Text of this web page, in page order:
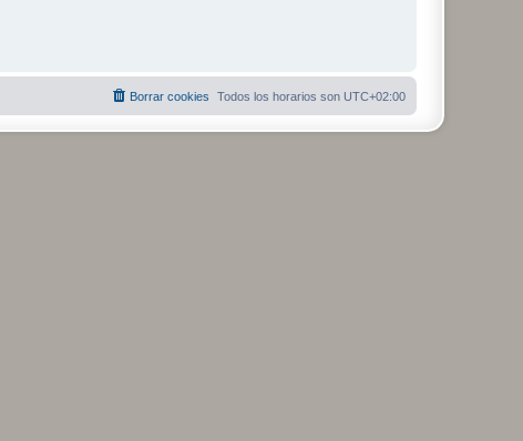
Todos los horarios son UTC+02:00
Borrar cookies